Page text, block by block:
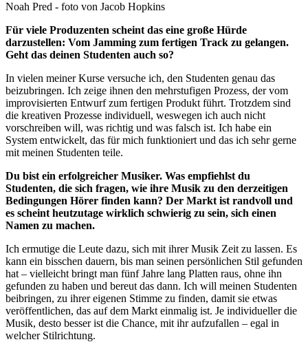
Noah Pred - foto von Jacob Hopkins
Für viele Produzenten scheint das eine große Hürde
darzustellen: Vom Jamming zum fertigen Track zu gelangen.
Geht das deinen Studenten auch so?
In vielen meiner Kurse versuche ich, den Studenten genau das
beizubringen. Ich zeige ihnen den mehrstufigen Prozess, der vom
improvisierten Entwurf zum fertigen Produkt führt. Trotzdem sind
die kreativen Prozesse individuell, weswegen ich auch nicht
vorschreiben will, was richtig und was falsch ist. Ich habe ein
System entwickelt, das für mich funktioniert und das ich sehr gerne
mit meinen Studenten teile.
Du bist ein erfolgreicher Musiker. Was empfiehlst du
Studenten, die sich fragen, wie ihre Musik zu den derzeitigen
Bedingungen Hörer finden kann? Der Markt ist randvoll und
es scheint heutzutage wirklich schwierig zu sein, sich einen
Namen zu machen.
Ich ermutige die Leute dazu, sich mit ihrer Musik Zeit zu lassen. Es
kann ein bisschen dauern, bis man seinen persönlichen Stil gefunden
hat – vielleicht bringt man fünf Jahre lang Platten raus, ohne ihn
gefunden zu haben und bereut das dann. Ich will meinen Studenten
beibringen, zu ihrer eigenen Stimme zu finden, damit sie etwas
veröffentlichen, das auf dem Markt einmalig ist. Je individueller die
Musik, desto besser ist die Chance, mit ihr aufzufallen – egal in
welcher Stilrichtung.